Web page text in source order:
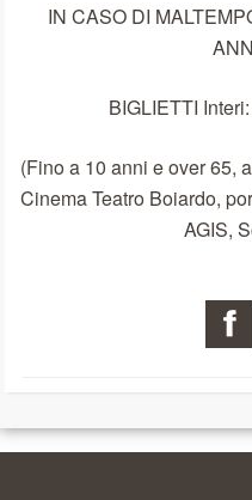
IN CASO DI
BIGLIETTI
(Fino a 10 anni e over 65,
Cinema Teatro Boiardo,
AGIS,